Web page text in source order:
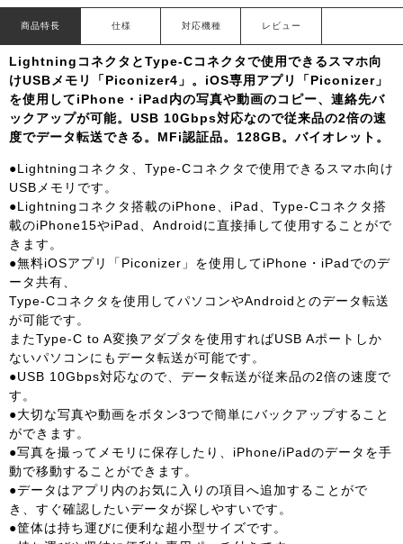
商品特長 仕様 対応機種 レビュー
LightningコネクタとType-Cコネクタで使用できるスマホ向
けUSBメモリ「Piconizer4」。iOS専用アプリ「Piconizer」
を使用してiPhone・iPad内の写真や動画のコピー、連絡先バ
ックアップが可能。USB 10Gbps対応なので従来品の2倍の速
度でデータ転送できる。MFi認証品。128GB。バイオレット。
●Lightningコネクタ、Type-Cコネクタで使用できるスマホ向け
USBメモリです。
●Lightningコネクタ搭載のiPhone、iPad、Type-Cコネクタ搭
載のiPhone15やiPad、Androidに直接挿して使用することがで
きます。
●無料iOSアプリ「Piconizer」を使用してiPhone・iPadでのデ
ータ共有、
Type-Cコネクタを使用してパソコンやAndroidとのデータ転送
が可能です。
またType-C to A変換アダプタを使用すればUSB Aポートしか
ないパソコンにもデータ転送が可能です。
●USB 10Gbps対応なので、データ転送が従来品の2倍の速度で
す。
●大切な写真や動画をボタン3つで簡単にバックアップすること
ができます。
●写真を撮ってメモリに保存したり、iPhone/iPadのデータを手
動で移動することができます。
●データはアプリ内のお気に入りの項目へ追加することがで
き、すぐ確認したいデータが探しやすいです。
●筐体は持ち運びに便利な超小型サイズです。